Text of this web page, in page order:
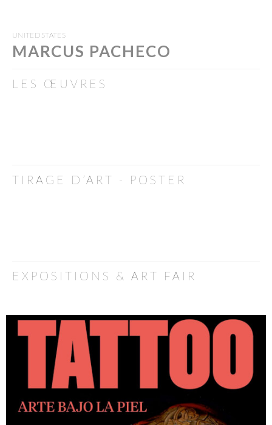
UNITED STATES
MARCUS PACHECO
LES ŒUVRES
TIRAGE D’ART - POSTER
EXPOSITIONS & ART FAIR